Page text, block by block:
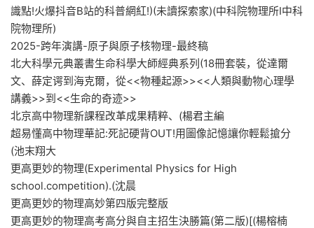
識點!火爆抖音B站的科普網紅!)(未讀探索家)(中科院物理所I中科
院物理所)
2025-跨年演講-原子與原子核物理-最終稿
北大科學元典叢書生命科學大師經典系列(18冊套裝，從達爾
文、薛定谔到海克爾，從<<物種起源>><<人類與動物心理學
講義>>到<<生命的奇迹>>
北京高中物理新課程改革成果精粹、(楊君主編
超易懂高中物理華記:死記硬背OUT!用圖像記憶讓你輕鬆搶分
(池末翔大
更高更妙的物理(Experimental Physics for High
school.competition).(沈晨
更高更妙的物理高妙第四版完整版
更高更妙的物理高考高分與自主招生決勝篇(第二版)[(楊榕楠